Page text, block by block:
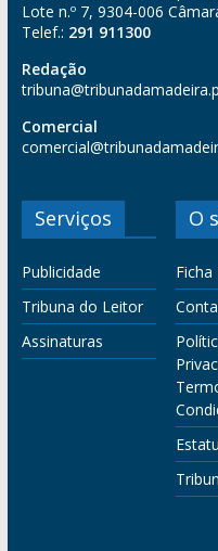
Lote n.º 7, 9304-006
Telef.: 291 911300
Redação
Comercial
Serviços
Publicidade
Tribuna do Leitor
Assinaturas
O
Ficha